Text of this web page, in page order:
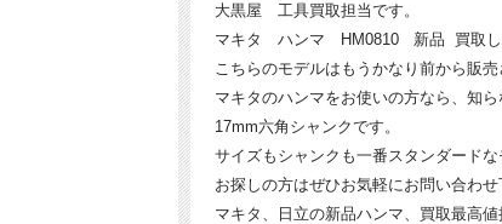
大黒屋 工具買取担当です。
マキタ ハンマ HM0810 新品 買取し
こちらのモデルはもうかなり前から販
マキタのハンマをお使いの方なら、知
17mm六角シャンクです。
サイズもシャンクも一番スタンダード
お探しの方はぜひお気軽にお問い合わせ
マキタ、日立の新品ハンマ、買取最高値